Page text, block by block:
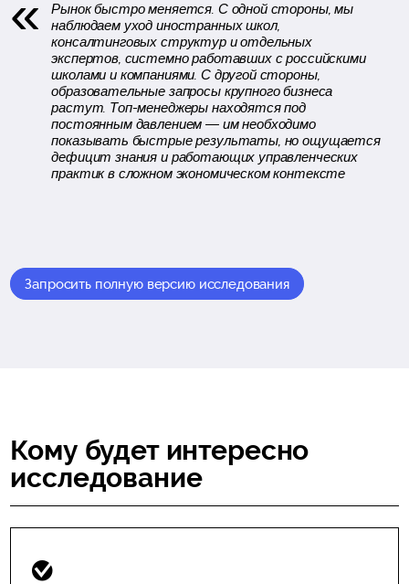
Рынок быстро меняется. С одной стороны, мы
наблюдаем уход иностранных школ,
консалтинговых структур и отдельных
экспертов, системно работавших с российскими
школами и компаниями. С другой стороны,
образовательные запросы крупного бизнеса
растут. Топ-менеджеры находятся под
постоянным давлением — им необходимо
показывать быстрые результаты, но ощущается
дефицит знания и работающих управленческих
практик в сложном экономическом контексте
Запросить полную версию исследования
Кому будет интересно
исследование